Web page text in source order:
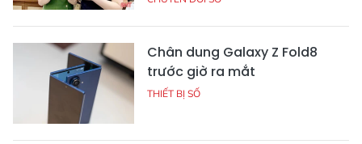
Chân dung Galaxy Z Fold8
trước giờ ra mắt
THIẾT BỊ SỐ